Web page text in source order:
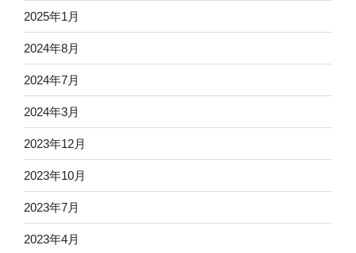
2025年1月
2024年8月
2024年7月
2024年3月
2023年12月
2023年10月
2023年7月
2023年4月